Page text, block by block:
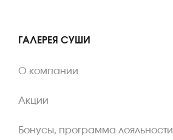
ГАЛЕРЕЯ СУШИ
О компании
Акции
Бонусы, программа лояльности